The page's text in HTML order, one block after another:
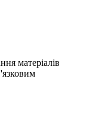
матеріалів